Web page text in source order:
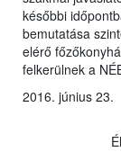
későbbi
bemutatása
elérő
felkerülnek a
2016. június 23.